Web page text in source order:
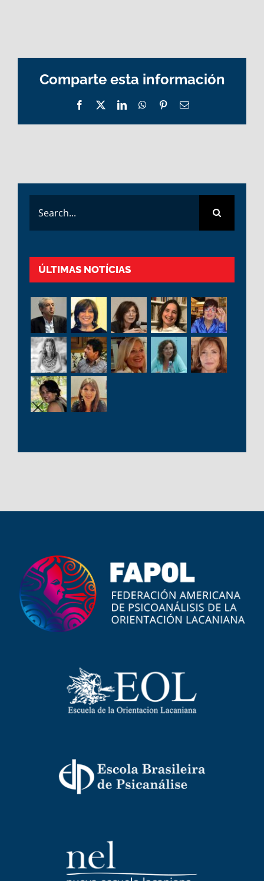
Comparte esta información
Facebook LinkedInWhatsApp
PinterestEmail
for:
ÚLTIMAS NOTÍCIAS